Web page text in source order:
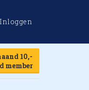
Inloggen
10,-
member